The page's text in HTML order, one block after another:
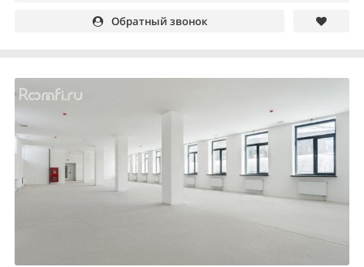
Обратный звонок